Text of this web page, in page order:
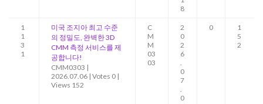
8
1
1
3
1
미국 조지아 최고 수준
의 정밀도, 완벽한 3D
CMM 측정 서비스를 제
공합니다!
CMM0303 |
2026.07.06 | Votes 0 |
Views 152
C
M
M
03
03
2
0
2
6
.
0
7
.
0
0
1
5
2